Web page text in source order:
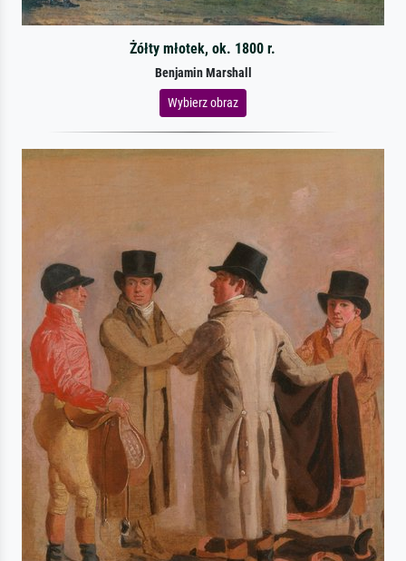
Żółty młotek, ok. 1800 r.
Benjamin Marshall
Wybierz obraz